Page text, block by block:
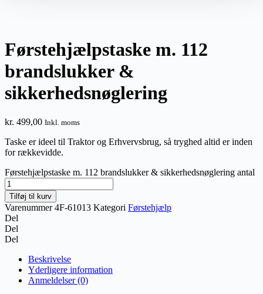
Førstehjælpstaske m. 112
brandslukker &
sikkerhedsnøglering
kr. 499,00 Inkl. moms
Taske er ideel til Traktor og Erhvervsbrug, så tryghed altid er inden
for rækkevidde.
Førstehjælpstaske m. 112 brandslukker & sikkerhedsnøglering antal
Tilføj til kurv
Varenummer4F-61013 Kategori Førstehjælp
Del
Del
Del
Beskrivelse
Yderligere information
Anmeldelser (0)